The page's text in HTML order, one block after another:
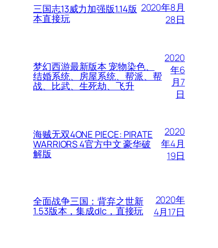
三国志13威力加强版1.14版
本直接玩
2020年8月
28日
梦幻西游最新版本 宠物染色、
结婚系统、房屋系统、帮派、帮
战、比武、生死劫、飞升
2020
年6
月7
日
海贼无双4ONE PIECE: PIRATE
WARRIORS 4官方中文 豪华破
解版
2020
年4月
19日
全面战争三国：背弃之世新
1.53版本，集成dlc，直接玩
2020年
4月17日